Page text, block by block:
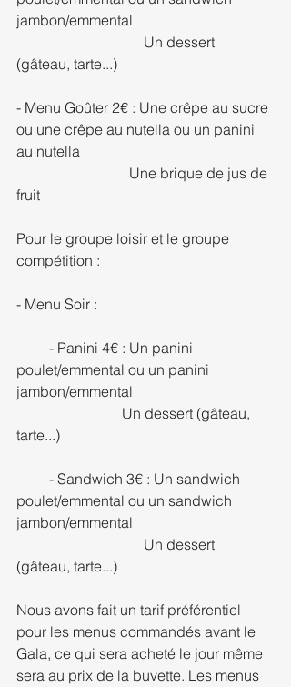
jambon/emmental
(gâteau, tarte...)
- Menu Goûter 2€ : Une crêpe au sucre
ou une crêpe au nutella ou un panini
au nutella
fruit
Pour le groupe loisir et le groupe
compétition :
- Menu Soir :
poulet/emmental ou un panini
jambon/emmental
tarte...)
poulet/emmental ou un sandwich
jambon/emmental
(gâteau, tarte...)
Nous avons fait un tarif préférentiel
pour les menus commandés avant le
Gala, ce qui sera acheté le jour même
sera au prix de la buvette. Les menus